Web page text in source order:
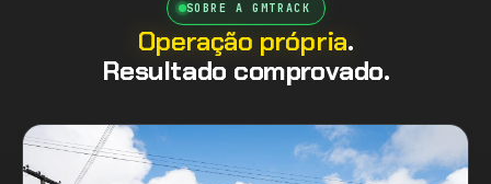
SOBRE A GMTRACK
Operação própria.
Resultado comprovado.